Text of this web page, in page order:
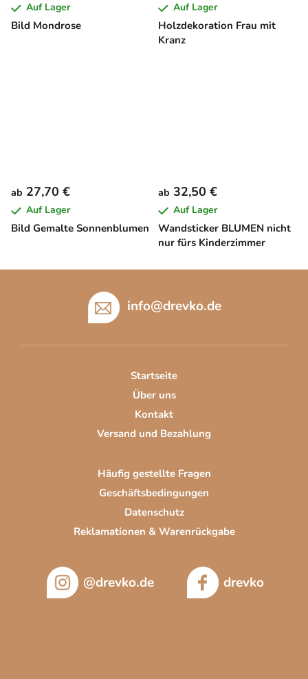
Bild Mondrose
Auf Lager
Holzdekoration Frau mit
Kranz
Auf Lager
Bild Gemalte Sonnenblumen
ab 27,70 €
Auf Lager
Wandsticker BLUMEN nicht
nur fürs Kinderzimmer
ab 32,50 €
Auf Lager
info@drevko.de
Startseite
Über uns
Kontakt
Versand und Bezahlung
Häufig gestellte Fragen
Geschäftsbedingungen
Datenschutz
Reklamationen & Warenrückgabe
@drevko.de drevko